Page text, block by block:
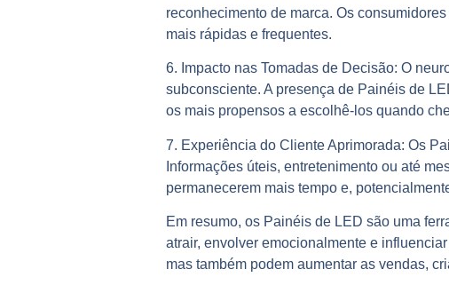
reconhecimento de marca. Os
mais rápidas e frequentes.
6. Impacto nas Tomadas de Decisão: O
subconsciente. A presença de Painéis de
os mais propensos a escolhê-los quando
7. Experiência do Cliente Aprimorada: Os
Informações úteis, entretenimento ou até
permanecerem mais tempo e,
Em resumo, os Painéis de LED são uma
atrair, envolver emocionalmente e
mas também podem aumentar as vendas,